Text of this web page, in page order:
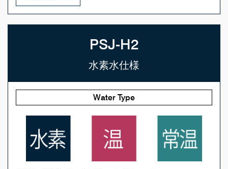
PSJ-H2
水素水仕様
Water Type